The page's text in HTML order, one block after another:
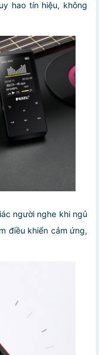
hao tín hiệu, không
người nghe khi ngủ
điều khiển cảm ứng,